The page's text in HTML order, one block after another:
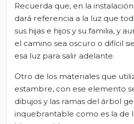
Recuerda que, en la
dará referencia a la luz que
sus hijas e hijos y su familia, y
el camino sea oscuro o difícil
esa luz para salir adelante.
Otro de los materiales que
estambre, con ese elemento
dibujos y las ramas del árbol
inquebrantable como es la de